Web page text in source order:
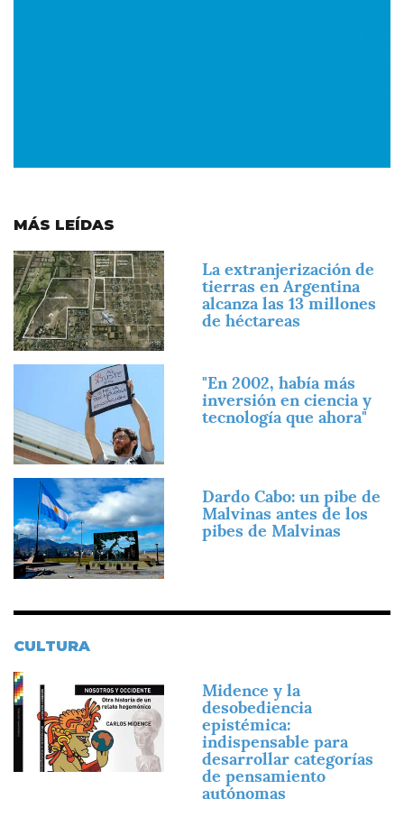
MÁS LEÍDAS
Imagen
La extranjerización de
tierras en Argentina
alcanza las 13 millones
de héctareas
"En 2002, había más
inversión en ciencia y
tecnología que ahora"
Imagen
Dardo Cabo: un pibe de
Malvinas antes de los
pibes de Malvinas
CULTURA
Imagen
Midence y la
desobediencia
epistémica:
indispensable para
desarrollar categorías
de pensamiento
autónomas